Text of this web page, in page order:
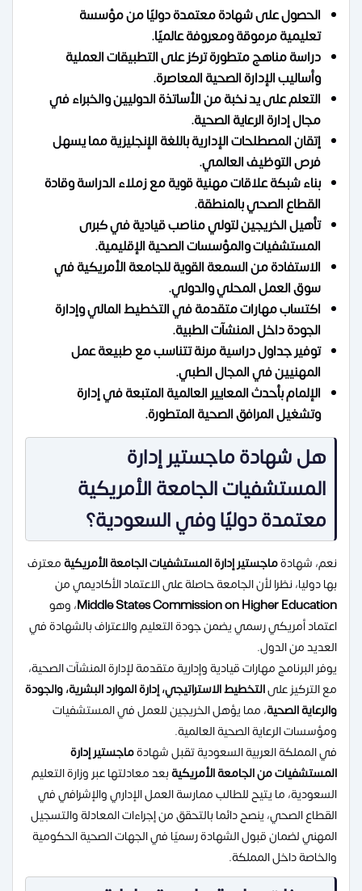
الحصول على شهادة معتمدة دوليًا من مؤسسة
تعليمية مرموقة ومعروفة عالميًا.
دراسة مناهج متطورة تركز على التطبيقات العملية
وأساليب الإدارة الصحية المعاصرة.
التعلم على يد نخبة من الأساتذة الدوليين والخبراء في
مجال إدارة الرعاية الصحية.
إتقان المصطلحات الإدارية باللغة الإنجليزية مما يسهل
فرص التوظيف العالمي.
بناء شبكة علاقات مهنية قوية مع زملاء الدراسة وقادة
القطاع الصحي بالمنطقة.
تأهيل الخريجين لتولي مناصب قيادية في كبرى
المستشفيات والمؤسسات الصحية الإقليمية.
الاستفادة من السمعة القوية للجامعة الأمريكية في
سوق العمل المحلي والدولي.
اكتساب مهارات متقدمة في التخطيط المالي وإدارة
الجودة داخل المنشآت الطبية.
توفير جداول دراسية مرنة تتناسب مع طبيعة عمل
المهنيين في المجال الطبي.
الإلمام بأحدث المعايير العالمية المتبعة في إدارة
وتشغيل المرافق الصحية المتطورة.
هل شهادة ماجستير إدارة
المستشفيات الجامعة الأمريكية
معتمدة دوليًا وفي السعودية؟
نعم، شهادةماجستير إدارة المستشفيات الجامعة الأمريكيةمعترف
بها دوليا، نظرا لأن الجامعة حاصلة على الاعتماد الأكاديمي من
Middle States Commission on Higher Education، وهو
اعتماد أمريكي رسمي يضمن جودة التعليم والاعتراف بالشهادة في
العديد من الدول.
يوفر البرنامج مهارات قيادية وإدارية متقدمة لإدارة المنشآت الصحية،
مع التركيز علىالتخطيط الاستراتيجي، إدارة الموارد البشرية، والجودة
والرعاية الصحية، مما يؤهل الخريجين للعمل في المستشفيات
ومؤسسات الرعاية الصحية العالمية.
في المملكة العربية السعودية تقبل شهادةماجستير إدارة
المستشفيات من الجامعة الأمريكيةبعد معادلتها عبر وزارة التعليم
السعودية، ما يتيح للطالب ممارسة العمل الإداري والإشرافي في
القطاع الصحي، ينصح دائما بالتحقق من إجراءات المعادلة والتسجيل
المهني لضمان قبول الشهادة رسميًا في الجهات الصحية الحكومية
والخاصة داخل المملكة.